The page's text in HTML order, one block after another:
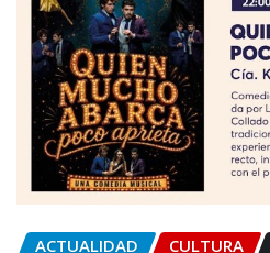
ACTUALIDAD CULTURA